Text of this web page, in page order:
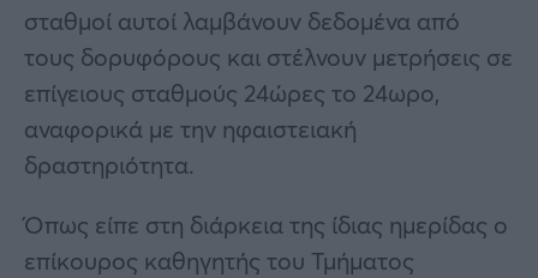
σταθμοί αυτοί λαμβάνουν δεδομένα από
τους δορυφόρους και στέλνουν μετρήσεις σε
επίγειους σταθμούς 24ώρες το 24ωρο,
αναφορικά με την ηφαιστειακή
δραστηριότητα.
Όπως είπε στη διάρκεια της ίδιας ημερίδας ο
επίκουρος καθηγητής του Τμήματος